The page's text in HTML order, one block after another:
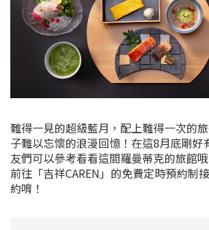
難得一見的超級藍月，配上難得一次的
子難以忘懷的浪漫回憶！在這8月底剛好
友們可以參考看看這間羅曼蒂克的旅館
前往「吉祥CAREN」的免費定時預約制
約唷！